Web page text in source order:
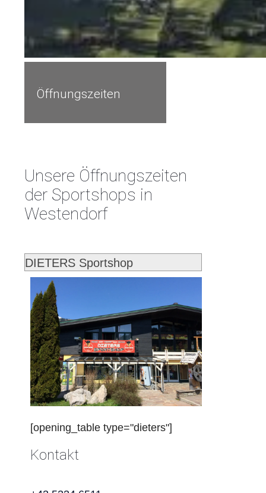
Öffnungszeiten
Unsere Öffnungszeiten
der Sportshops in
Westendorf
DIETERS Sportshop
[opening_table type="dieters"]
Kontakt